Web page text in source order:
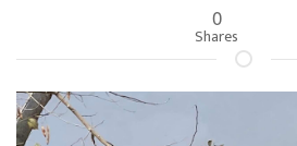
0
Shares